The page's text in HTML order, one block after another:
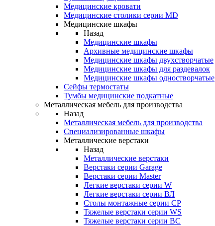
Медицинские кровати
Медицинские столики серии MD
Медицинские шкафы
Назад
Медицинские шкафы
Архивные медицинские шкафы
Медицинские шкафы двухстворчатые
Медицинские шкафы для раздевалок
Медицинские шкафы одностворчатые
Сейфы термостаты
Тумбы медицинские подкатные
Металлическая мебель для производства
Назад
Металлическая мебель для производства
Cпециализированные шкафы
Металлические верстаки
Назад
Металлические верстаки
Верстаки серии Garage
Верстаки серии Master
Легкие верстаки серии W
Легкие верстаки серии ВЛ
Столы монтажные серии СР
Тяжелые верстаки серии WS
Тяжелые верстаки серии ВС